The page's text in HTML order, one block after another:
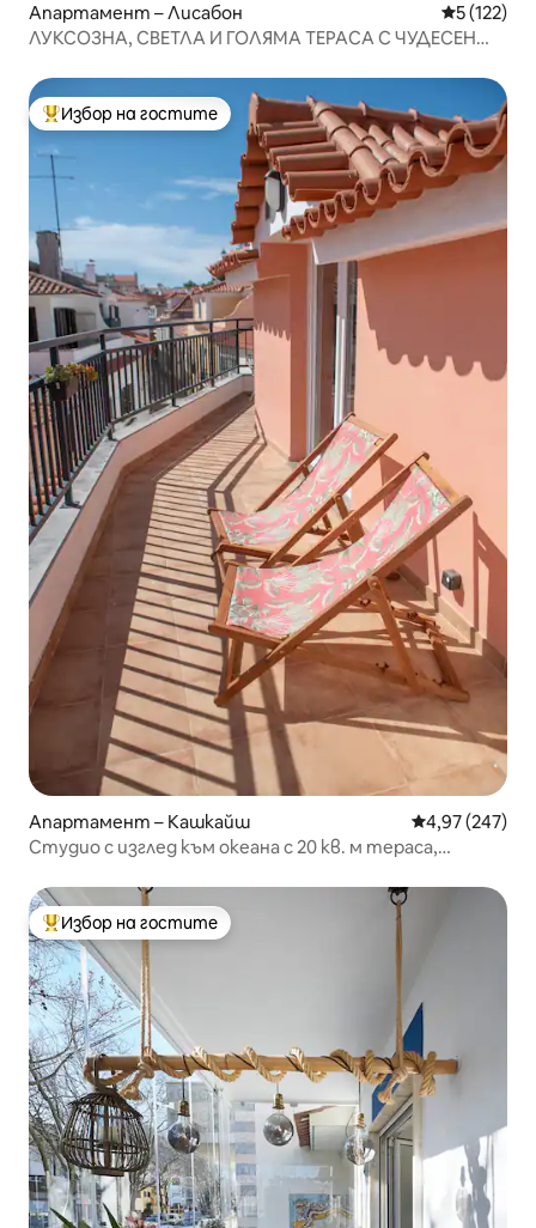
Апартамент – Лисабон Средна
5 (122)
ЛУКСОЗНА, СВЕТЛА И ГОЛЯМА ТЕРАСА С ЧУДЕСЕН
Най-популярен избор на гостите
Избор на гостите
Апартамент – Кашкайш Средна
4,97 (247)
Студио с изглед към океана с 20 кв. м тераса,
Най-популярен избор на гостите
Избор на гостите